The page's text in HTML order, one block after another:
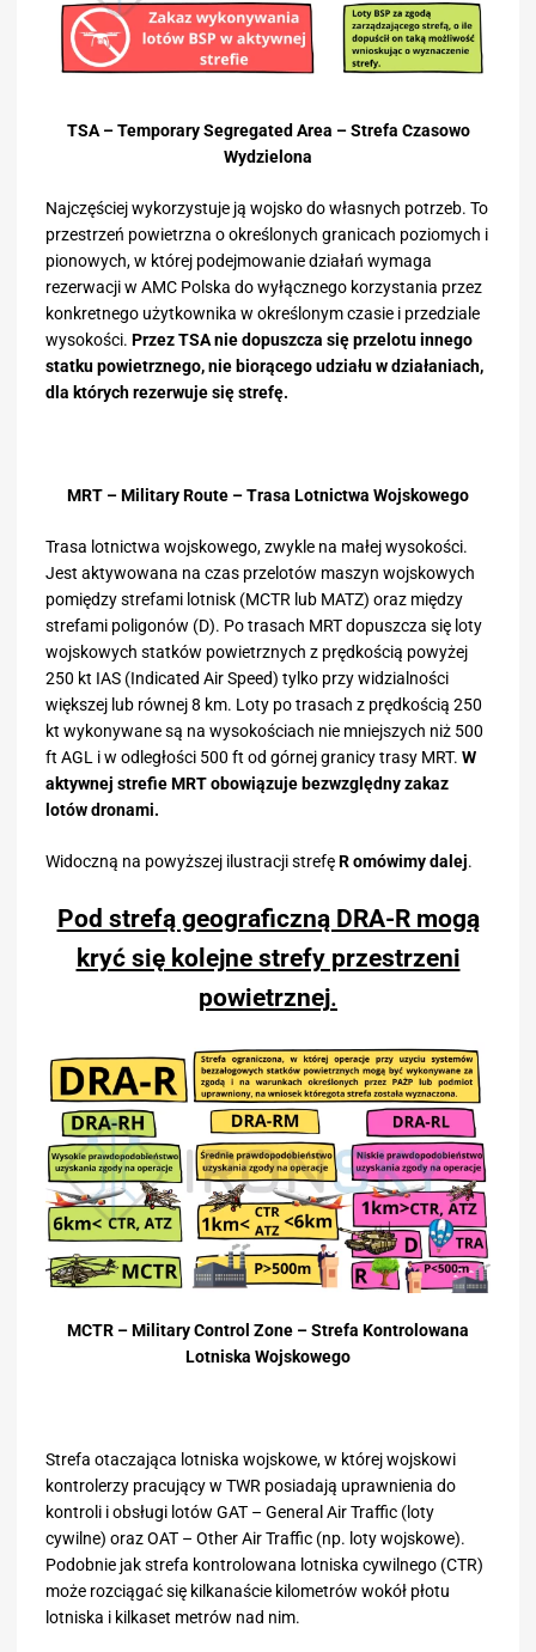
TSA – Temporary Segregated Area – Strefa Czasowo
Wydzielona
Najczęściej wykorzystuje ją wojsko do własnych potrzeb. To
przestrzeń powietrzna o określonych granicach poziomych i
pionowych, w której podejmowanie działań wymaga
rezerwacji w AMC Polska do wyłącznego korzystania przez
konkretnego użytkownika w określonym czasie i przedziale
wysokości. Przez TSA nie dopuszcza się przelotu innego
statku powietrznego, nie biorącego udziału w działaniach,
dla których rezerwuje się strefę.
MRT – Military Route – Trasa Lotnictwa Wojskowego
Trasa lotnictwa wojskowego, zwykle na małej wysokości.
Jest aktywowana na czas przelotów maszyn wojskowych
pomiędzy strefami lotnisk (MCTR lub MATZ) oraz między
strefami poligonów (D). Po trasach MRT dopuszcza się loty
wojskowych statków powietrznych z prędkością powyżej
250 kt IAS (Indicated Air Speed) tylko przy widzialności
większej lub równej 8 km. Loty po trasach z prędkością 250
kt wykonywane są na wysokościach nie mniejszych niż 500
ft AGL i w odległości 500 ft od górnej granicy trasy MRT. W
aktywnej strefie MRT obowiązuje bezwzględny zakaz
lotów dronami.
Widoczną na powyższej ilustracji strefęR omówimy dalej.
Pod strefą geograficzną DRA-R mogą
kryć się kolejne strefy przestrzeni
powietrznej.
MCTR – Military Control Zone – Strefa Kontrolowana
Lotniska Wojskowego
Strefa otaczająca lotniska wojskowe, w której wojskowi
kontrolerzy pracujący w TWR posiadają uprawnienia do
kontroli i obsługi lotów GAT – General Air Traffic (loty
cywilne) oraz OAT – Other Air Traffic (np. loty wojskowe).
Podobnie jak strefa kontrolowana lotniska cywilnego (CTR)
może rozciągać się kilkanaście kilometrów wokół płotu
lotniska i kilkaset metrów nad nim.